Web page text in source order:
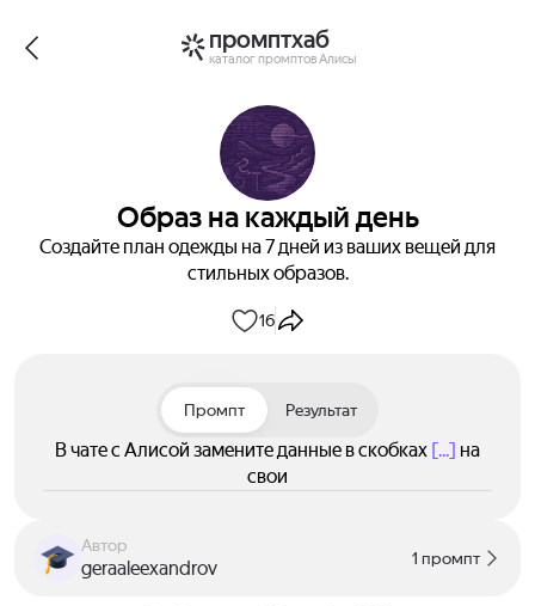
промптхаб
каталог промптов Алисы
Образ на каждый день
Создайте план одежды на 7 дней из ваших вещей для
стильных образов.
16
Промпт Результат
В чате с Алисой замените данные в скобках [...] на
свои
Автор
geraaleexandrov 1 промпт